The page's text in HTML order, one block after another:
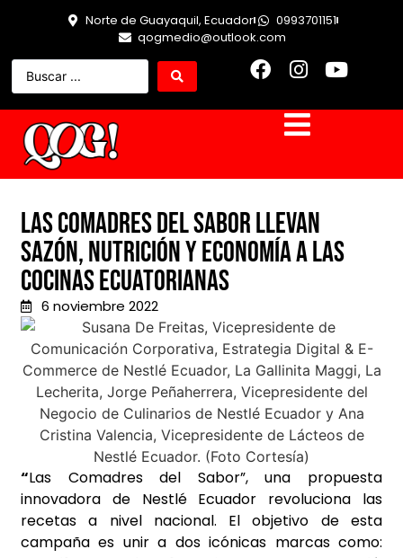
Norte de Guayaquil, Ecuador
0993701151
qogmedio@outlook.com
Las Comadres del Sabor llevan
sazón, nutrición y economía a las
cocinas ecuatorianas
6 noviembre 2022
“Las Comadres del Sabor”, una propuesta
innovadora de Nestlé Ecuador revoluciona las
recetas a nivel nacional. El objetivo de esta
campaña es unir a dos icónicas marcas como: